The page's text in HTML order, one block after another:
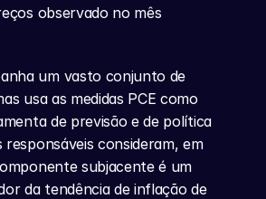
observado no mês
um vasto conjunto de
usa as medidas PCE como
de previsão e de política
responsáveis consideram, em
subjacente é um
da tendência de inflação de